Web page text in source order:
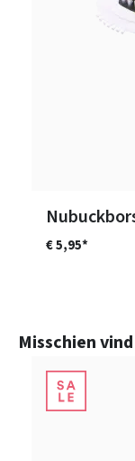
€ 5,95*
Productgalerij
Misschien